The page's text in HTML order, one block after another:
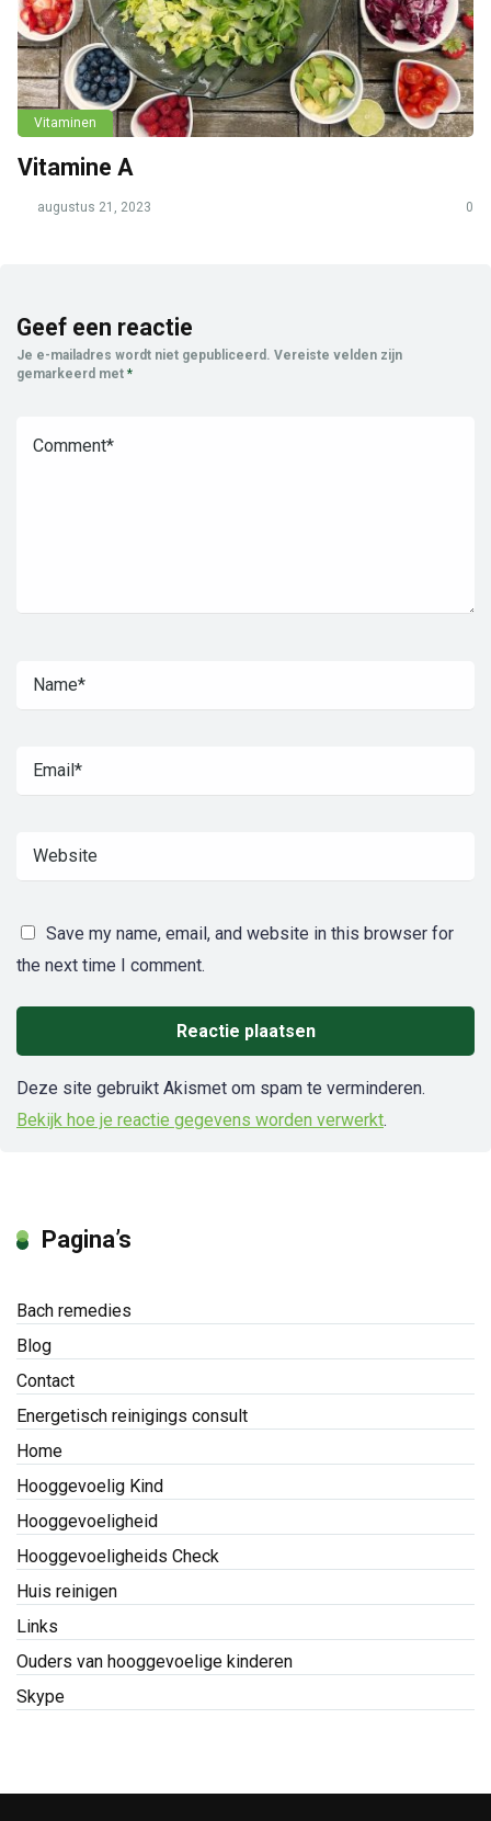
Vitaminen
Vitamine A
augustus 21, 2023 0
Geef een reactie
Je e-mailadres wordt niet gepubliceerd. Vereiste velden zijn
gemarkeerd met *
Save my name, email, and website in this browser for
the next time I comment.
Deze site gebruikt Akismet om spam te verminderen.
Bekijk hoe je reactie gegevens worden verwerkt.
Pagina’s
Bach remedies
Blog
Contact
Energetisch reinigings consult
Home
Hooggevoelig Kind
Hooggevoeligheid
Hooggevoeligheids Check
Huis reinigen
Links
Ouders van hooggevoelige kinderen
Skype